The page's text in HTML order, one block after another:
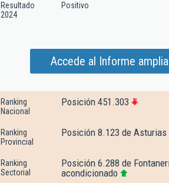
Resultado
2024
Positivo
Accede al Informe
Ranking
Nacional
Posición 451.303
Ranking
Provincial
Posición 8.123 de Asturias
Ranking
Sectorial
Posición 6.288 de
acondicionado